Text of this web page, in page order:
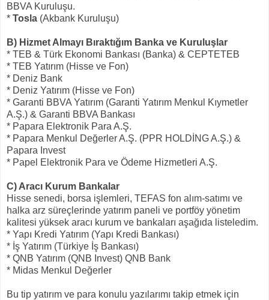
BBVA Kuruluşu.
* Tosla (Akbank Kuruluşu)
B) Hizmet Almayı Bıraktığım Banka ve Kuruluşlar
* TEB & Türk Ekonomi Bankası (Banka) & CEPTETEB
* TEB Yatırım (Hisse ve Fon)
* Deniz Bank
* Deniz Yatırım (Hisse ve Fon)
* Garanti BBVA Yatırım (Garanti Yatırım Menkul Kıymetler
A.Ş.) & Garanti BBVA Bankası
* Papara Elektronik Para A.Ş.
* Papara Menkul Değerler A.Ş. (PPR HOLDİNG A.Ş.) &
Papara Invest
* Papel Elektronik Para ve Ödeme Hizmetleri A.Ş.
C) Aracı Kurum Bankalar
Hisse senedi, borsa işlemleri, TEFAS fon alım-satımı ve
halka arz süreçlerinde yatırım paneli ve portföy yönetim
kalitesi yüksek aracı kurum ve bankaları aşağıda listeledim.
* Yapı Kredi Yatırım (Yapı Kredi Bankası)
* İş Yatırım (Türkiye İş Bankası)
* QNB Yatırım (QNB Invest) QNB Bank
* Midas Menkul Değerler
Bu tip yatırım ve para konulu yazılarımı takip etmek için